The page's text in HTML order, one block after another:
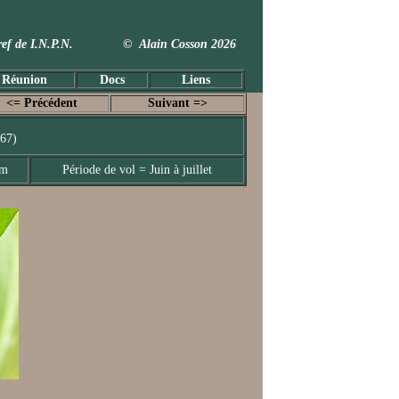
de I.N.P.N. © Alain Cosson 2026
Docs
Liens
<= Précédent
Suivant =>
Période de vol = Juin à juillet